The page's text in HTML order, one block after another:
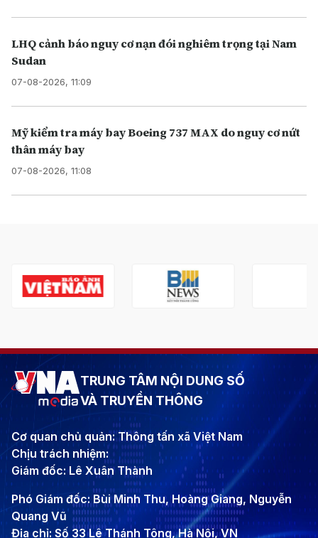
LHQ cảnh báo nguy cơ nạn đói nghiêm trọng tại Nam
Sudan
07-08-2026, 11:09
Mỹ kiểm tra máy bay Boeing 737 MAX do nguy cơ nứt
thân máy bay
07-08-2026, 11:08
TRUNG TÂM NỘI DUNG SỐ
VÀ TRUYỀN THÔNG
Cơ quan chủ quản: Thông tấn xã Việt Nam
Chịu trách nhiệm:
Giám đốc: Lê Xuân Thành
Phó Giám đốc: Bùi Minh Thu, Hoàng Giang, Nguyễn
Quang Vũ
Địa chỉ: Số 33 Lê Thánh Tông, Hà Nội, VN